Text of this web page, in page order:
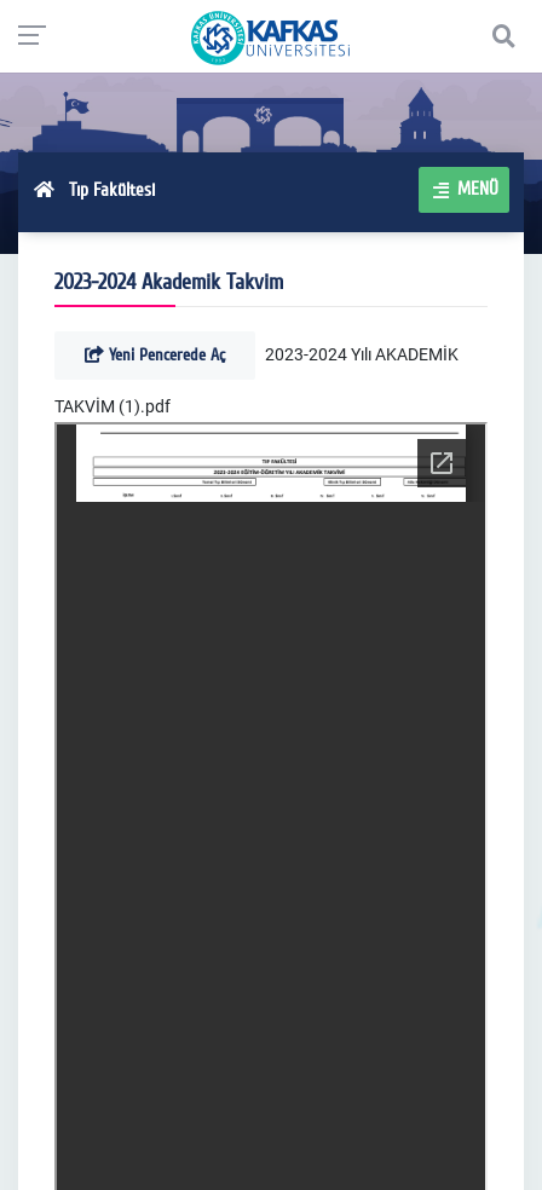
Tıp Fakültesi MENÜ
2023-2024 Akademik Takvim
Yeni Pencerede Aç 2023-2024 Yılı AKADEMİK
TAKVİM (1).pdf